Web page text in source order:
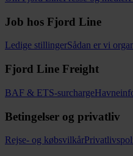
Job hos Fjord Line
Ledige stillingerSådan er vi
Fjord Line Freight
BAF & ETS-surcharge
Betingelser og privatliv
Rejse- og købsvilkår